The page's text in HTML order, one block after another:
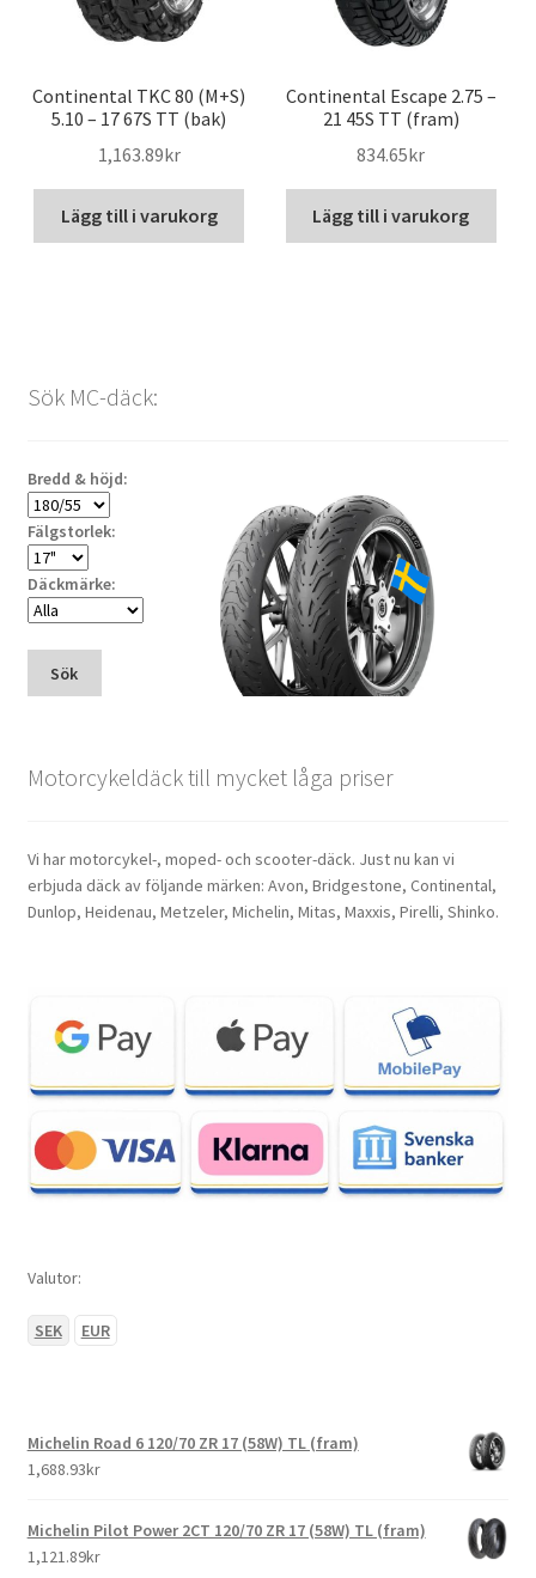
Continental TKC 80 (M+S)
5.10 – 17 67S TT (bak)
1,163.89kr
Lägg till i varukorg
Continental Escape 2.75 –
21 45S TT (fram)
834.65kr
Lägg till i varukorg
Sök MC-däck:
Bredd & höjd:
Fälgstorlek:
Däckmärke:
Sök
Motorcykeldäck till mycket låga priser
Vi har motorcykel-, moped- och scooter-däck. Just nu kan vi
erbjuda däck av följande märken: Avon, Bridgestone, Continental,
Dunlop, Heidenau, Metzeler, Michelin, Mitas, Maxxis, Pirelli, Shinko.
Valutor:
SEK EUR
Michelin Road 6 120/70 ZR 17 (58W) TL (fram)
1,688.93kr
Michelin Pilot Power 2CT 120/70 ZR 17 (58W) TL (fram)
1,121.89kr